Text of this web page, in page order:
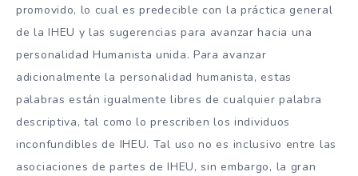
promovido, lo cual es predecible con la práctica general
de la IHEU y las sugerencias para avanzar hacia una
personalidad Humanista unida. Para avanzar
adicionalmente la personalidad humanista, estas
palabras están igualmente libres de cualquier palabra
descriptiva, tal como lo prescriben los individuos
inconfundibles de IHEU. Tal uso no es inclusivo entre las
asociaciones de partes de IHEU, sin embargo, la gran